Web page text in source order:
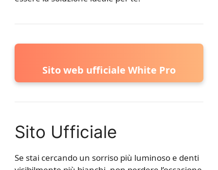
Sito web ufficiale White Pro
Sito Ufficiale
Se stai cercando un sorriso più luminoso e denti